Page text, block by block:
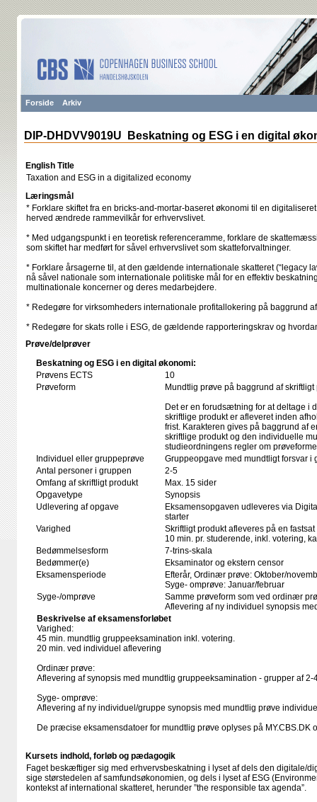
Forside Arkiv
DIP-DHDVV9019U Beskatning og ESG i en digital
English Title
Taxation and ESG in a digitalized economy
Læringsmål
* Forklare skiftet fra en bricks-and-mortar-baseret økonomi til en
herved ændrede rammevilkår for erhvervslivet.
* Med udgangspunkt i en teoretisk referenceramme, forklare de
som skiftet har medført for såvel erhvervslivet som skatteforvaltninger.
* Forklare årsagerne til, at den gældende internationale skatteret (“legacy
nå såvel nationale som internationale politiske mål for en effektiv
multinationale koncerner og deres medarbejdere.
* Redegøre for virksomheders internationale profitallokering på baggrund
* Redegøre for skats rolle i ESG, de gældende rapporteringskrav og
Prøve/delprøver
Beskatning og ESG i en digital økonomi:
Prøvens ECTS
10
Prøveform
Mundtlig prøve på baggrund af skriftligt
Det er en forudsætning for at deltage i
skriftlige produkt er afleveret inden
frist. Karakteren gives på baggrund af
skriftlige produkt og den individuelle
studieordningens regler om
Individuel eller gruppeprøve
Gruppeopgave med mundtligt forsvar i
Antal personer i gruppen
2-5
Omfang af skriftligt produkt
Max. 15 sider
Opgavetype
Synopsis
Udlevering af opgave
Eksamensopgaven udleveres via
starter
Varighed
Skriftligt produkt afleveres på en
10 min. pr. studerende, inkl. votering,
Bedømmelsesform
7-trins-skala
Bedømmer(e)
Eksaminator og ekstern censor
Eksamensperiode
Efterår, Ordinær prøve: Oktober/
Syge- omprøve: Januar/februar
Syge-/omprøve
Samme prøveform som ved ordinær
Aflevering af ny individuel synopsis
Beskrivelse af eksamensforløbet
Varighed:
45 min. mundtlig gruppeeksamination inkl. votering.
20 min. ved individuel aflevering
Ordinær prøve:
Aflevering af synopsis med mundtlig gruppeeksamination - grupper af 2-
Syge- omprøve:
Aflevering af ny individuel/gruppe synopsis med mundtlig prøve
De præcise eksamensdatoer for mundtlig prøve oplyses på MY.CBS.DK
Kursets indhold, forløb og pædagogik
Faget beskæftiger sig med erhvervsbeskatning i lyset af dels den digitale/
sige størstedelen af samfundsøkonomien, og dels i lyset af ESG
kontekst af international skatteret, herunder ”the responsible tax agenda”.